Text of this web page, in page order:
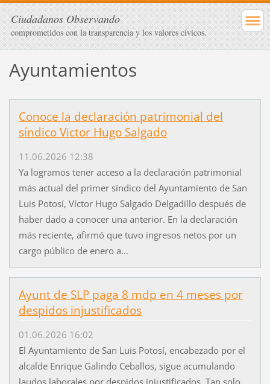
Ciudadanos Observando
comprometidos con la transparencia y los valores cívicos.
Ayuntamientos
Conoce la declaración patrimonial del
síndico Victor Hugo Salgado
11.06.2026 12:38
Ya logramos tener acceso a la declaración patrimonial
más actual del primer síndico del Ayuntamiento de San
Luis Potosí, Víctor Hugo Salgado Delgadillo después de
haber dado a conocer una anterior. En la declaración
más reciente, afirmó que tuvo ingresos netos por un
cargo público de enero a...
Ayunt de SLP paga 8 mdp en 4 meses por
despidos injustificados
01.06.2026 16:02
El Ayuntamiento de San Luis Potosí, encabezado por el
alcalde Enrique Galindo Ceballos, sigue acumulando